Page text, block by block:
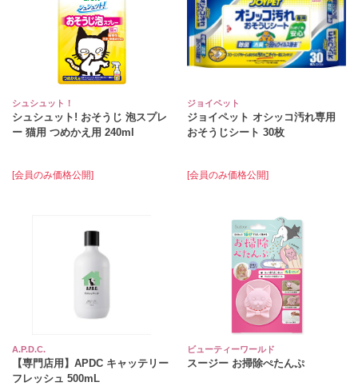
シュシュット！
シュシュット! おそうじ 泡スプレ
ー 猫用 つめかえ用 240ml
[会員のみ価格公開]
ジョイペット
ジョイペット オシッコ汚れ専用
おそうじシート 30枚
[会員のみ価格公開]
A.P.D.C.
【専門店用】APDC キャッテリー
フレッシュ 500mL
ビューティーワールド
スージー お掃除ぺたんぷ